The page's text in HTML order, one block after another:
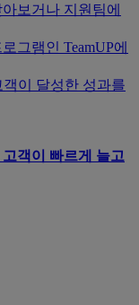
보거나 지원팀에
그램인 TeamUP에
객이 달성한 성과를
객이 빠르게 늘고